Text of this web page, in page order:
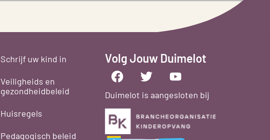
Schrijf uw kind in
Veiligheids en
gezondheidbeleid
Huisregels
Pedagogisch beleid
Volg Jouw Duimelot
Duimelot is aangesloten bij